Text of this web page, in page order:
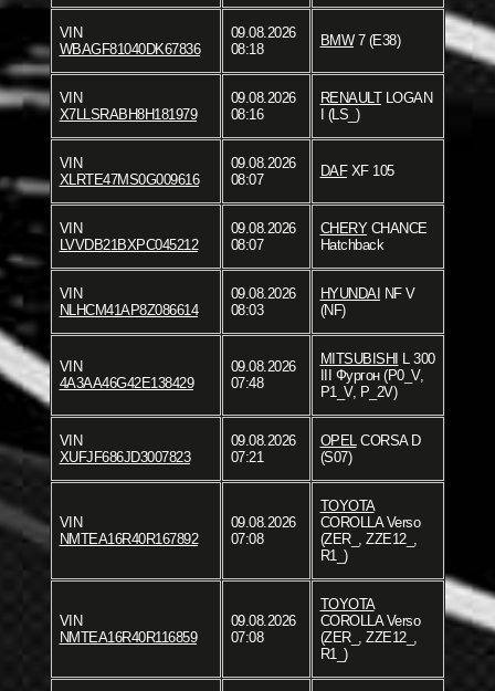
VIN
WBAGF81040DK67836
09.08.2026
08:18
BMW7 (E38)
VIN
X7LLSRABH8H181979
09.08.2026
08:16
RENAULTLOGAN
I (LS_)
VIN
XLRTE47MS0G009616
09.08.2026
08:07
DAFXF 105
VIN
LVVDB21BXPC045212
09.08.2026
08:07
CHERYCHANCE
Hatchback
VIN
NLHCM41AP8Z086614
09.08.2026
08:03
HYUNDAI NF V
(NF)
VIN
4A3AA46G42E138429
09.08.2026
07:48
MITSUBISHI L 300
III Фургон (P0_V,
P1_V, P_2V)
VIN
XUFJF686JD3007823
09.08.2026
07:21
OPELCORSA D
(S07)
VIN
NMTEA16R40R167892
09.08.2026
07:08
TOYOTA
COROLLA Verso
(ZER_, ZZE12_,
R1_)
VIN
NMTEA16R40R116859
09.08.2026
07:08
TOYOTA
COROLLA Verso
(ZER_, ZZE12_,
R1_)